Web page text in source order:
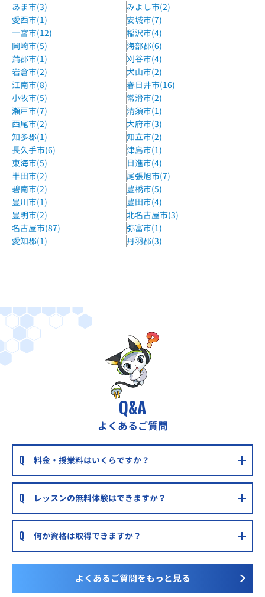
あま市(3)
みよし市(2)
愛西市(1)
安城市(7)
一宮市(12)
稲沢市(4)
岡崎市(5)
海部郡(6)
蒲郡市(1)
刈谷市(4)
岩倉市(2)
犬山市(2)
江南市(8)
春日井市(16)
小牧市(5)
常滑市(2)
瀬戸市(7)
清須市(1)
西尾市(2)
大府市(3)
知多郡(1)
知立市(2)
長久手市(6)
津島市(1)
東海市(5)
日進市(4)
半田市(2)
尾張旭市(7)
碧南市(2)
豊橋市(5)
豊川市(1)
豊田市(4)
豊明市(2)
北名古屋市(3)
名古屋市(87)
弥富市(1)
愛知郡(1)
丹羽郡(3)
Q&A
よくあるご質問
料金・授業料はいくらですか？
レッスンの無料体験はできますか？
何か資格は取得できますか？
よくあるご質問をもっと見る